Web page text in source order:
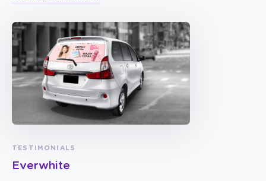
TESTIMONIALS
Everwhite